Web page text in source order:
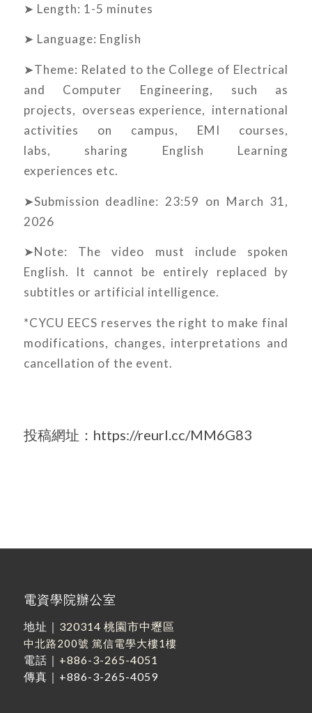
➤ Length: 1-5 minutes
➤ Language: English
➤Theme: Related to the College of Electrical
and Computer Engineering, such as
projects, overseas experience, international
activities on campus, EMI courses,
labs, sharing English Learning
experiences etc.
➤Submission deadline: 23:59 on March 31,
2026
➤Note: The video must include spoken
English. It cannot be entirely replaced by
subtitles or artificial intelligence.
*CYCU EECS reserves the right to make final
modifications, changes, interpretations and
cancellation of the event.
投稿網址： https://reurl.cc/MM6G83
電資學院辦公室
地址｜ 320314 桃園市中壢區
中北路200號 篤信電學大樓1樓
電話｜ +886-3-265-4051
傳真｜+886-3-265-4059